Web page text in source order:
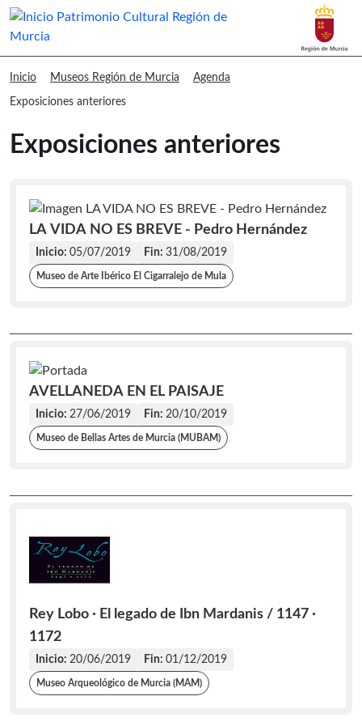
Museos Región de Murcia Buscar
Inicio Museos Región de Murcia Agenda
Exposiciones anteriores
Exposiciones anteriores
LA VIDA NO ES BREVE - Pedro Hernández
Inicio: 05/07/2019 Fin: 31/08/2019
Museo de Arte Ibérico El Cigarralejo de Mula
AVELLANEDA EN EL PAISAJE
Inicio: 27/06/2019 Fin: 20/10/2019
Museo de Bellas Artes de Murcia (MUBAM)
Rey Lobo · El legado de Ibn Mardanis / 1147 ·
1172
Inicio: 20/06/2019 Fin: 01/12/2019
Museo Arqueológico de Murcia (MAM)